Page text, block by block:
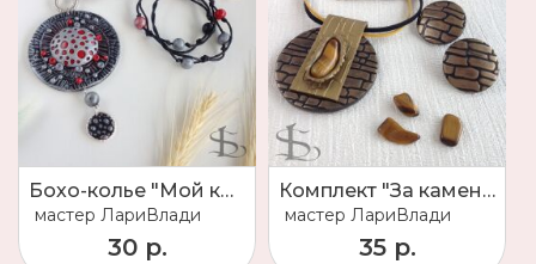
Бохо-колье "Мой костер в тумане светит"
мастер ЛариВлади
30 р.
Комплект "За каменной стеной"
мастер ЛариВлади
35 р.